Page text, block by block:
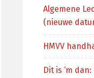
Algemene
(nieuwe
HMVV
Dit is ‘m